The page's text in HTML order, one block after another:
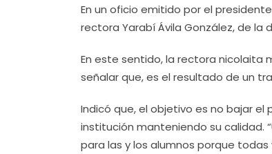
En un oficio emitido por el
rectora Yarabí Ávila González, de la
En este sentido, la rectora nicolaita
señalar que, es el resultado de un
Indicó que, el objetivo es no bajar
institución manteniendo su calidad.
para las y los alumnos porque